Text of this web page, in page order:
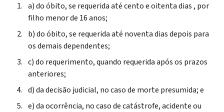
a) do óbito, se requerida até cento e oitenta dias , por
filho menor de 16 anos;
b) do óbito, se requerida até noventa dias depois para
os demais dependentes;
c) do requerimento, quando requerida após os prazos
anteriores;
d) da decisão judicial, no caso de morte presumida; e
e) da ocorrência, no caso de catástrofe, acidente ou